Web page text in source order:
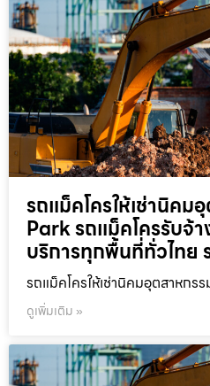
รถแม็คโครให้เช่านิค
Park รถแม็คโครรับจ้า
บริการทุกพื้นที่ทั่วไทย
รถแม็คโครให้เช่านิคมอุตสาหกร
ดูเพิ่มเติม »